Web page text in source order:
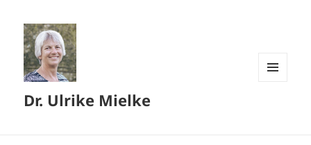
Dr. Ulrike Mielke